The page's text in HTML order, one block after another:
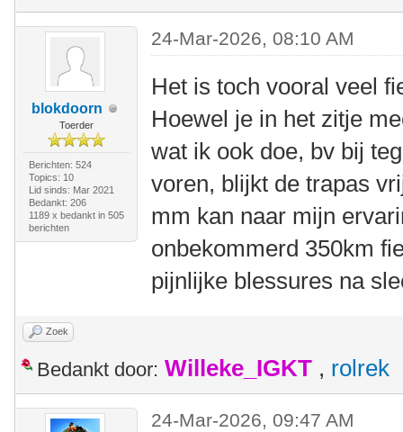
blokdoorn
Toerder
Berichten: 524
Topics: 10
Lid sinds: Mar 2021
Bedankt: 206
1189 x bedankt in 505
berichten
24-Mar-2026, 08:10 AM
Het is toch vooral veel
Hoewel je in het zitje
wat ik ook doe, bv bij
voren, blijkt de trapas
mm kan naar mijn
onbekommerd 350km
pijnlijke blessures na
Zoek
Bedankt door: Willeke_IGKT , rolrek
24-Mar-2026, 09:47 AM